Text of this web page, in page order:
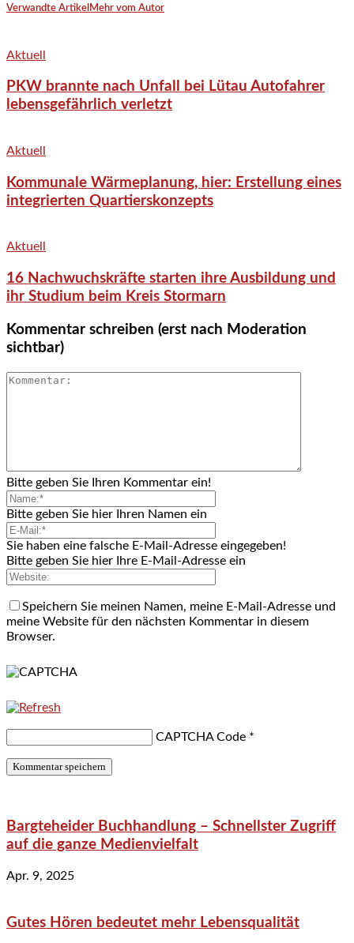
Verwandte Artikel Mehr vom Autor
Aktuell
PKW brannte nach Unfall bei Lütau Autofahrer
lebensgefährlich verletzt
Aktuell
Kommunale Wärmeplanung, hier: Erstellung eines
integrierten Quartierskonzepts
Aktuell
16 Nachwuchskräfte starten ihre Ausbildung und
ihr Studium beim Kreis Stormarn
Kommentar schreiben (erst nach Moderation
sichtbar)
Bitte geben Sie Ihren Kommentar ein!
Bitte geben Sie hier Ihren Namen ein
Sie haben eine falsche E-Mail-Adresse eingegeben!
Bitte geben Sie hier Ihre E-Mail-Adresse ein
Speichern Sie meinen Namen, meine E-Mail-Adresse und
meine Website für den nächsten Kommentar in diesem
Browser.
CAPTCHA Code *
Bargteheider Buchhandlung – Schnellster Zugriff
auf die ganze Medienvielfalt
Apr. 9, 2025
Gutes Hören bedeutet mehr Lebensqualität